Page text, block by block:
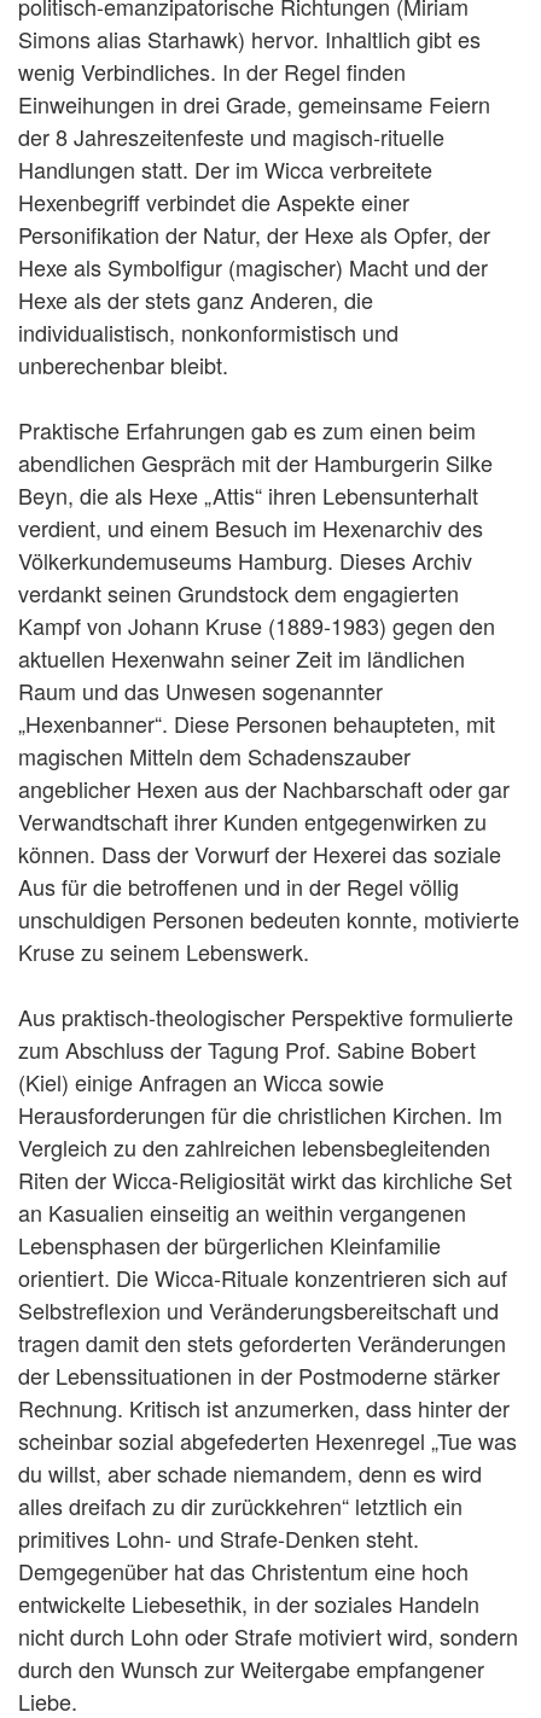
Simons alias Starhawk) hervor. Inhaltlich gibt es
wenig Verbindliches. In der Regel finden
Einweihungen in drei Grade, gemeinsame Feiern
der 8 Jahreszeitenfeste und magisch-rituelle
Handlungen statt. Der im Wicca verbreitete
Hexenbegriff verbindet die Aspekte einer
Personifikation der Natur, der Hexe als Opfer, der
Hexe als Symbolfigur (magischer) Macht und der
Hexe als der stets ganz Anderen, die
individualistisch, nonkonformistisch und
unberechenbar bleibt.
Praktische Erfahrungen gab es zum einen beim
abendlichen Gespräch mit der Hamburgerin Silke
Beyn, die als Hexe „Attis“ ihren Lebensunterhalt
verdient, und einem Besuch im Hexenarchiv des
Völkerkundemuseums Hamburg. Dieses Archiv
verdankt seinen Grundstock dem engagierten
Kampf von Johann Kruse (1889-1983) gegen den
aktuellen Hexenwahn seiner Zeit im ländlichen
Raum und das Unwesen sogenannter
„Hexenbanner“. Diese Personen behaupteten, mit
magischen Mitteln dem Schadenszauber
angeblicher Hexen aus der Nachbarschaft oder gar
Verwandtschaft ihrer Kunden entgegenwirken zu
können. Dass der Vorwurf der Hexerei das soziale
Aus für die betroffenen und in der Regel völlig
unschuldigen Personen bedeuten konnte, motivierte
Kruse zu seinem Lebenswerk.
Aus praktisch-theologischer Perspektive formulierte
zum Abschluss der Tagung Prof. Sabine Bobert
(Kiel) einige Anfragen an Wicca sowie
Herausforderungen für die christlichen Kirchen. Im
Vergleich zu den zahlreichen lebensbegleitenden
Riten der Wicca-Religiosität wirkt das kirchliche Set
an Kasualien einseitig an weithin vergangenen
Lebensphasen der bürgerlichen Kleinfamilie
orientiert. Die Wicca-Rituale konzentrieren sich auf
Selbstreflexion und Veränderungsbereitschaft und
tragen damit den stets geforderten Veränderungen
der Lebenssituationen in der Postmoderne stärker
Rechnung. Kritisch ist anzumerken, dass hinter der
scheinbar sozial abgefederten Hexenregel „Tue was
du willst, aber schade niemandem, denn es wird
alles dreifach zu dir zurückkehren“ letztlich ein
primitives Lohn- und Strafe-Denken steht.
Demgegenüber hat das Christentum eine hoch
entwickelte Liebesethik, in der soziales Handeln
nicht durch Lohn oder Strafe motiviert wird, sondern
durch den Wunsch zur Weitergabe empfangener
Liebe.